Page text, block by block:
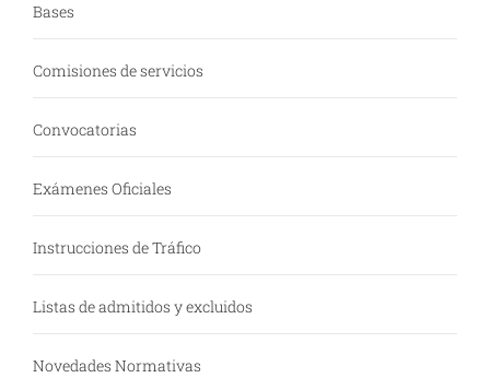
Bases
Comisiones de servicios
Convocatorias
Exámenes Oficiales
Instrucciones de Tráfico
Listas de admitidos y excluidos
Novedades Normativas